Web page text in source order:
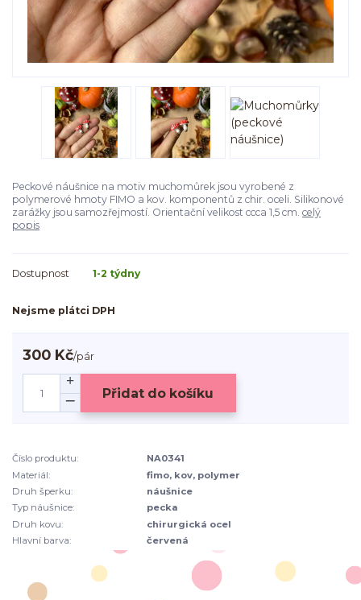
Peckové náušnice na motiv muchomůrek jsou vyrobené z
polymerové hmoty FIMO a kov. komponentů z chir. oceli. Silikonové
zarážky jsou samozřejmostí. Orientační velikost ccca 1,5 cm. celý
popis
Dostupnost 1-2 týdny
Nejsme plátci DPH
300 Kč/pár
Přidat do košíku
Číslo produktu:
NA0341
Materiál:
fimo, kov, polymer
Druh šperku:
náušnice
Typ náušnice:
pecka
Druh kovu:
chirurgická ocel
Hlavní barva:
červená